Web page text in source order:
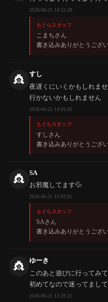
2026-06-21 14:52:28
もぐらスタッフ
こまちさん
書き込みありがとうござ
👸
すし
夜遅くにいくかもしれませ
行かないかもしれません
2026-06-21 14:01:05
もぐらスタッフ
すしさん
書き込みありがとうござ
👸
SA
お邪魔してます💦
2026-06-21 13:42:01
もぐらスタッフ
SAさん
書き込みありがとうござ
👸
ゆーき
このあと遊びに行ってみ
初めてなので迷ってまし
2026-06-21 13:29:22